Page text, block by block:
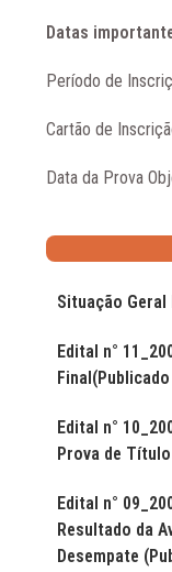
Datas
Período de
Cartão de
Data da Prova
Situação Geral
Edital n°
Edital n°
Prova de
Edital n°
Resultado da
Desempate